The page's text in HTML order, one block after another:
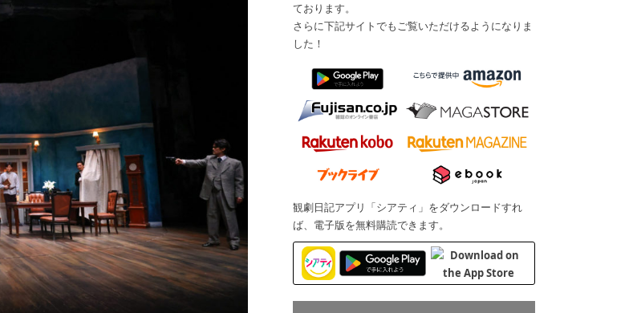
ております。
さらに下記サイトでもご覧いただけるようになりま
した！
観劇日記アプリ「シアティ」をダウンロードすれ
ば、電子版を無料購読できます。